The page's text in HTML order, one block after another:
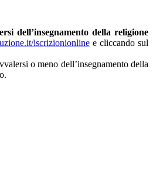
dell’insegnamento della religione
iscrizionionlinee cliccando sul
o meno dell’insegnamento della